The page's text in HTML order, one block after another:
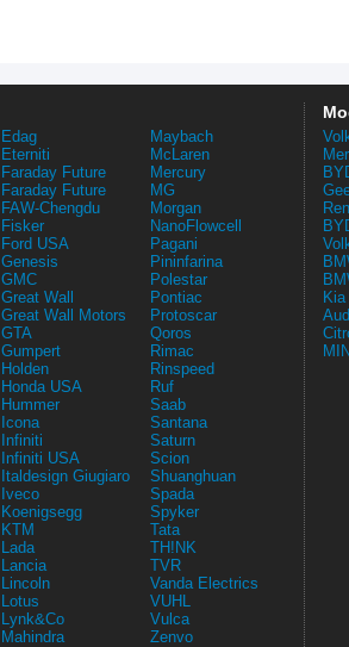
Edag
Eterniti
Faraday Future
Faraday Future
FAW-Chengdu
Fisker
Ford USA
Genesis
GMC
Great Wall
Great Wall Motors
GTA
Gumpert
Holden
Honda USA
Hummer
Icona
Infiniti
Infiniti USA
Italdesign Giugiaro
Iveco
Koenigsegg
KTM
Lada
Lancia
Lincoln
Lotus
Lynk&Co
Mahindra
Maybach
McLaren
Mercury
MG
Morgan
NanoFlowcell
Pagani
Pininfarina
Polestar
Pontiac
Protoscar
Qoros
Rimac
Rinspeed
Ruf
Saab
Santana
Saturn
Scion
Shuanghuan
Spada
Spyker
Tata
TH!NK
TVR
Vanda Electrics
VUHL
Vulca
Zenvo